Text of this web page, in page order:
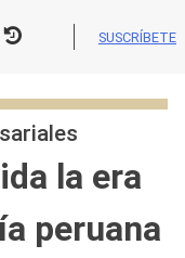
SUSCRÍBETE
la era
peruana